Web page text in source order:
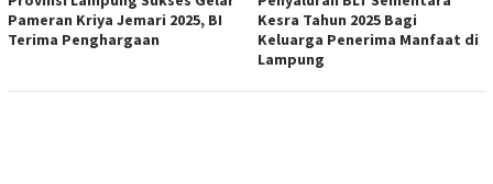
Pameran Kriya Jemari 2025, BI
Terima Penghargaan
Kesra Tahun 2025 Bagi
Keluarga Penerima Manfaat di
Lampung